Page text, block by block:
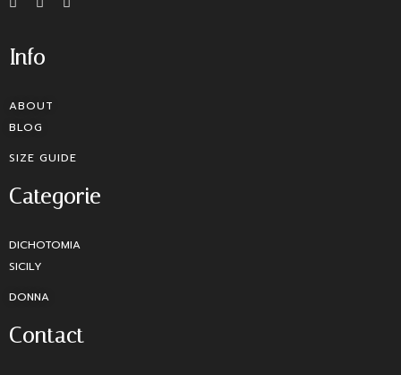
Info
ABOUT
BLOG
SIZE GUIDE
Categorie
DICHOTOMIA
SICILY
DONNA
Contact